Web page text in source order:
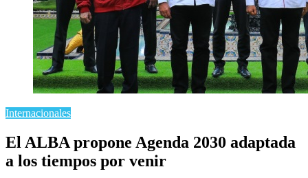
Internacionales
El ALBA propone Agenda 2030 adaptada
a los tiempos por venir